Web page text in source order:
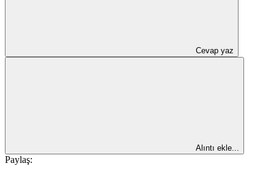
Cevap yaz
Alıntı ekle...
Paylaş: